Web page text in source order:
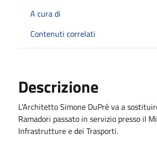
A cura di
Contenuti correlati
Descrizione
L'Architetto Simone DuPré va a
Ramadori passato in servizio presso il
Infrastrutture e dei Trasporti.